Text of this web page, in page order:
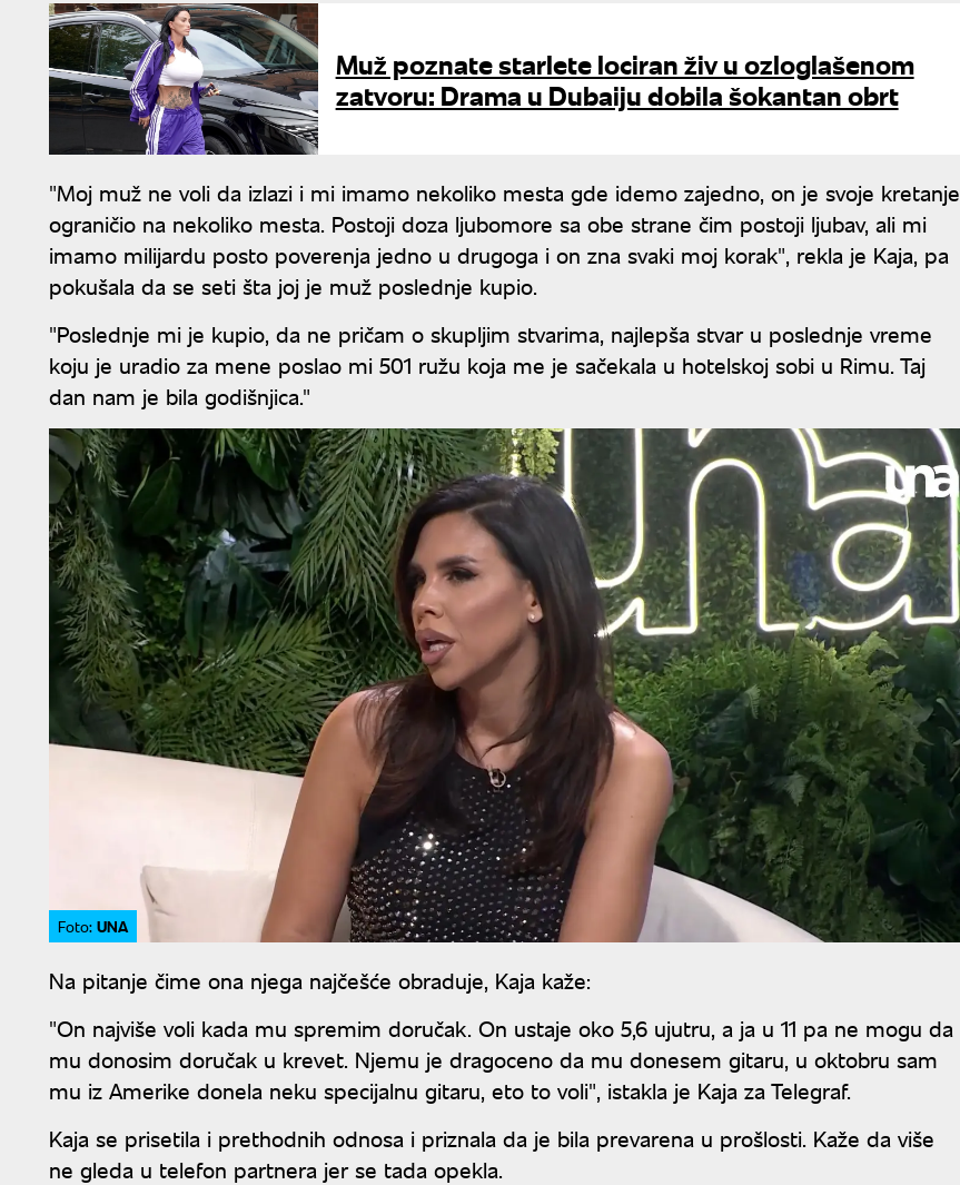
Muž poznate starlete lociran živ u ozloglašenom
zatvoru: Drama u Dubaiju dobila šokantan obrt
"Moj muž ne voli da izlazi i mi imamo nekoliko mesta gde idemo zajedno, on je svoje kretanje
ograničio na nekoliko mesta. Postoji doza ljubomore sa obe strane čim postoji ljubav, ali mi
imamo milijardu posto poverenja jedno u drugoga i on zna svaki moj korak", rekla je Kaja, pa
pokušala da se seti šta joj je muž poslednje kupio.
"Poslednje mi je kupio, da ne pričam o skupljim stvarima, najlepša stvar u poslednje vreme
koju je uradio za mene poslao mi 501 ružu koja me je sačekala u hotelskoj sobi u Rimu. Taj
dan nam je bila godišnjica."
Foto: UNA
Na pitanje čime ona njega najčešće obraduje, Kaja kaže:
"On najviše voli kada mu spremim doručak. On ustaje oko 5,6 ujutru, a ja u 11 pa ne mogu da
mu donosim doručak u krevet. Njemu je dragoceno da mu donesem gitaru, u oktobru sam
mu iz Amerike donela neku specijalnu gitaru, eto to voli", istakla je Kaja za Telegraf.
Kaja se prisetila i prethodnih odnosa i priznala da je bila prevarena u prošlosti. Kaže da više
ne gleda u telefon partnera jer se tada opekla.